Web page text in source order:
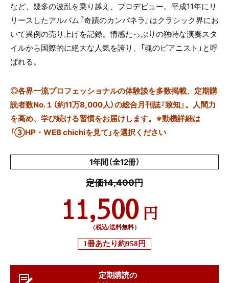
など、幾多の波乱を乗り越え、プロデビュー。平成11年にリ
リースしたアルバム『奇蹟のカンパネラ』はクラシック界にお
いて異例の売り上げを記録。情感たっぷりの独特な演奏スタ
イルから国際的に絶大な人気を誇り、「魂のピアニスト」と呼
ばれる。
◎各界一流プロフェッショナルの体験談を多数掲載、定期購
読者数No.１（約11万8,000人）の総合月刊誌『致知』。人間力
を高め、学び続ける習慣をお届けします。※動機詳細は
「③HP・WEB chichiを見て」を選択ください
1年間（全12冊）
定価14,400円
11,500 円
（税込/送料無料）
1冊あたり約958円
定期購読の